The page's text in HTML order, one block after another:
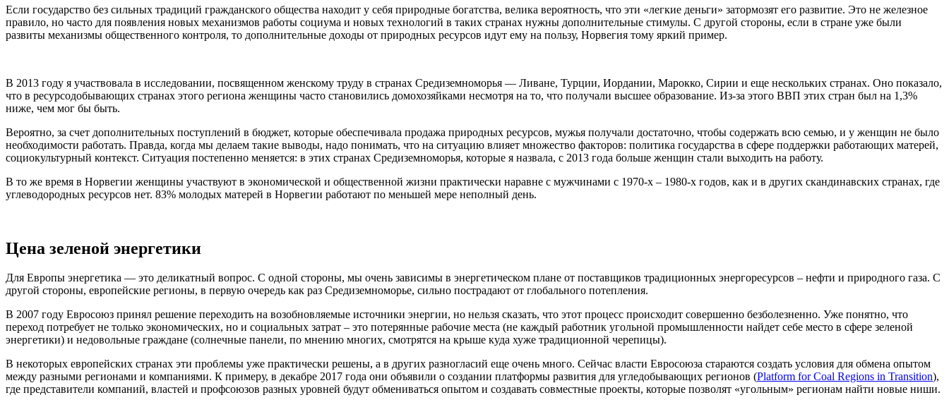
Если государство без сильных традиций гражданского общества находит у себя природные богатства, велика вероятность, что эти «легкие деньги» затормозят его развитие. Это не железное
правило, но часто для появления новых механизмов работы социума и новых технологий в таких странах нужны дополнительные стимулы. С другой стороны, если в стране уже были
развиты механизмы общественного контроля, то дополнительные доходы от природных ресурсов идут ему на пользу, Норвегия тому яркий пример.
В 2013 году я участвовала в исследовании, посвященном женскому труду в странах Средиземноморья — Ливане, Турции, Иордании, Марокко, Сирии и еще нескольких странах. Оно показало,
что в ресурсодобывающих странах этого региона женщины часто становились домохозяйками несмотря на то, что получали высшее образование. Из-за этого ВВП этих стран был на 1,3%
ниже, чем мог бы быть.
Вероятно, за счет дополнительных поступлений в бюджет, которые обеспечивала продажа природных ресурсов, мужья получали достаточно, чтобы содержать всю семью, и у женщин не было
необходимости работать. Правда, когда мы делаем такие выводы, надо понимать, что на ситуацию влияет множество факторов: политика государства в сфере поддержки работающих матерей,
социокультурный контекст. Ситуация постепенно меняется: в этих странах Средиземноморья, которые я назвала, с 2013 года больше женщин стали выходить на работу.
В то же время в Норвегии женщины участвуют в экономической и общественной жизни практически наравне с мужчинами с 1970-х – 1980-х годов, как и в других скандинавских странах, где
углеводородных ресурсов нет. 83% молодых матерей в Норвегии работают по меньшей мере неполный день.
Цена зеленой энергетики
Для Европы энергетика — это деликатный вопрос. С одной стороны, мы очень зависимы в энергетическом плане от поставщиков традиционных энергоресурсов – нефти и природного газа. С
другой стороны, европейские регионы, в первую очередь как раз Средиземноморье, сильно пострадают от глобального потепления.
В 2007 году Евросоюз принял решение переходить на возобновляемые источники энергии, но нельзя сказать, что этот процесс происходит совершенно безболезненно. Уже понятно, что
переход потребует не только экономических, но и социальных затрат – это потерянные рабочие места (не каждый работник угольной промышленности найдет себе место в сфере зеленой
энергетики) и недовольные граждане (солнечные панели, по мнению многих, смотрятся на крыше куда хуже традиционной черепицы).
В некоторых европейских странах эти проблемы уже практически решены, а в других разногласий еще очень много. Сейчас власти Евросоюза стараются создать условия для обмена опытом
между разными регионами и компаниями. К примеру, в декабре 2017 года они объявили о создании платформы развития для угледобывающих регионов (Platform for Coal Regions in Transition),
где представители компаний, властей и профсоюзов разных уровней будут обмениваться опытом и создавать совместные проекты, которые позволят «угольным» регионам найти новые ниши.